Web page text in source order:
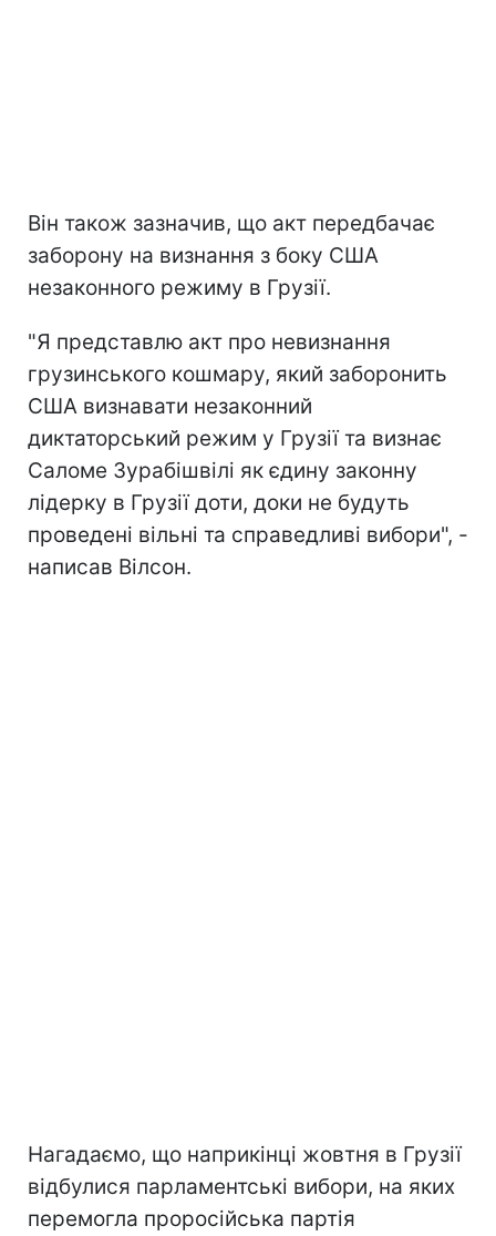
Він також зазначив, що акт передбачає
заборону на визнання з боку США
незаконного режиму в Грузії.
"Я представлю акт про невизнання
грузинського кошмару, який заборонить
США визнавати незаконний
диктаторський режим у Грузії та визнає
Саломе Зурабішвілі як єдину законну
лідерку в Грузії доти, доки не будуть
проведені вільні та справедливі вибори", -
написав Вілсон.
Нагадаємо, що наприкінці жовтня в Грузії
відбулися парламентські вибори, на яких
перемогла проросійська партія